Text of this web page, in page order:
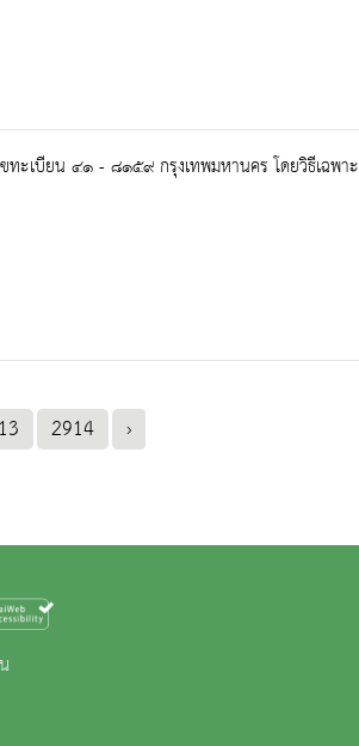
ทะเบียน ๔๑ - ๘๑๕๙ กรุงเทพมหานคร โดยวิธีเฉพาะ
2914 ›